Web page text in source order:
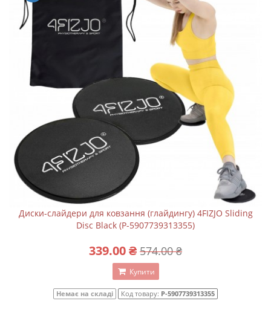
Диски-слайдери для ковзання (глайдингу) 4FIZJO Sliding
Disc Black (P-5907739313355)
339.00 ₴ 574.00 ₴
Купити
Немає на складі Код товару: P-5907739313355